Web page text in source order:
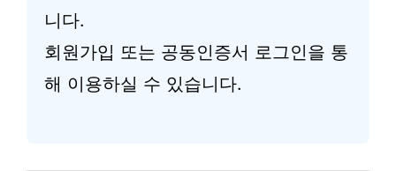
니다.
회원가입 또는 공동인증서 로그인을 통
해 이용하실 수 있습니다.